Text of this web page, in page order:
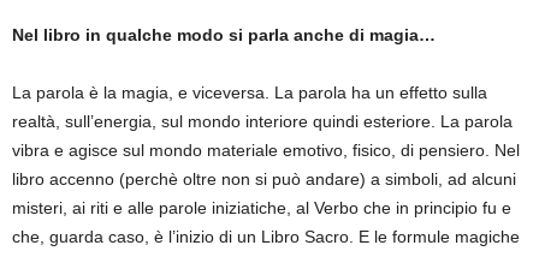
Nel libro in qualche modo si parla anche di magia…
La parola è la magia, e viceversa. La parola ha un effetto sulla
realtà, sull’energia, sul mondo interiore quindi esteriore. La parola
vibra e agisce sul mondo materiale emotivo, fisico, di pensiero. Nel
libro accenno (perchè oltre non si può andare) a simboli, ad alcuni
misteri, ai riti e alle parole iniziatiche, al Verbo che in principio fu e
che, guarda caso, è l’inizio di un Libro Sacro. E le formule magiche